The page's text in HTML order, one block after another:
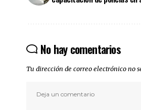
No hay comentarios
Tu dirección de correo electrónico no